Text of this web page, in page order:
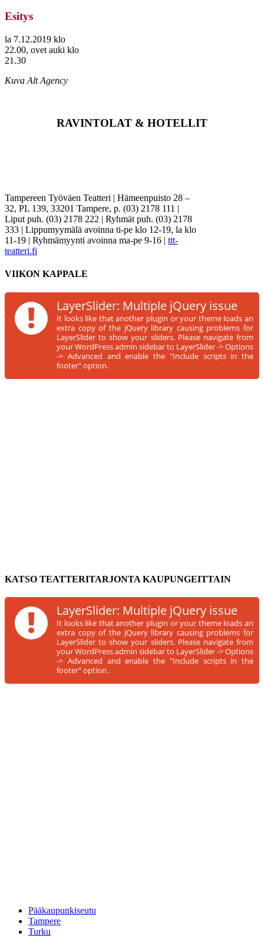
Esitys
la 7.12.2019 klo
22.00, ovet auki klo
21.30
Kuva Alt Agency
RAVINTOLAT & HOTELLIT
Tampereen Työväen Teatteri | Hämeenpuisto 28 –
32, PL 139, 33201 Tampere, p. (03) 2178 111 |
Liput puh. (03) 2178 222 | Ryhmät puh. (03) 2178
333 | Lippumyymälä avoinna ti-pe klo 12-19, la klo
11-19 | Ryhmämyynti avoinna ma-pe 9-16 | ttt-
teatteri.fi
VIIKON KAPPALE
! LayerSlider: Multiple jQuery issue
It looks like that another plugin or your theme loads an
extra copy of the jQuery library causing problems for
LayerSlider to show your sliders. Please navigate from
your WordPress admin sidebar to LayerSlider -> Options
-> Advanced and enable the "Include scripts in the
footer" option.
KATSO TEATTERITARJONTA KAUPUNGEITTAIN
! LayerSlider: Multiple jQuery issue
It looks like that another plugin or your theme loads an
extra copy of the jQuery library causing problems for
LayerSlider to show your sliders. Please navigate from
your WordPress admin sidebar to LayerSlider -> Options
-> Advanced and enable the "Include scripts in the
footer" option.
Pääkaupunkiseutu
Tampere
Turku